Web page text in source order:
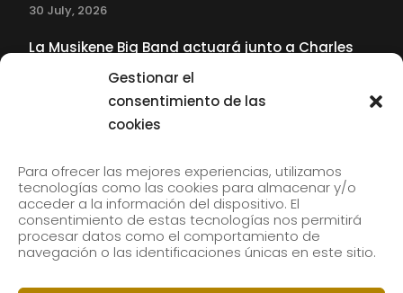
Gestionar el
consentimiento de las
cookies
Para ofrecer las mejores experiencias, utilizamos
tecnologías como las cookies para almacenar y/o
acceder a la información del dispositivo. El
consentimiento de estas tecnologías nos permitirá
procesar datos como el comportamiento de
navegación o las identificaciones únicas en este sitio.
30 July, 2026
La Musikene Big Band actuará junto a Charles
Tolliver en el 61 Jazzaldia
Subscribe to our newsletter to receive our news by
email.